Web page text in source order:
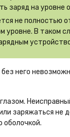
заряд на уровне
не полностью
уровне. В таком
него
заряжаться не
оболочкой.